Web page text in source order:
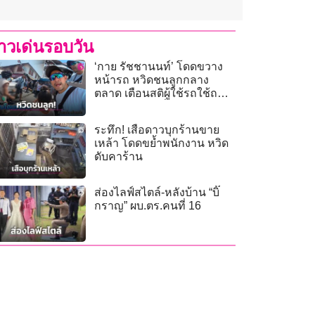
วเด่นรอบวัน
‘กาย รัชชานนท์’ โดดขวาง
หน้ารถ หวิดชนลูกกลาง
ตลาด เตือนสติผู้ใช้รถใช้ถนน
ระทึก! เสือดาวบุกร้านขาย
เหล้า โดดขย้ำพนักงาน หวิด
ดับคาร้าน
ส่องไลฟ์สไตล์-หลังบ้าน “บิ๊
กราญ” ผบ.ตร.คนที่ 16